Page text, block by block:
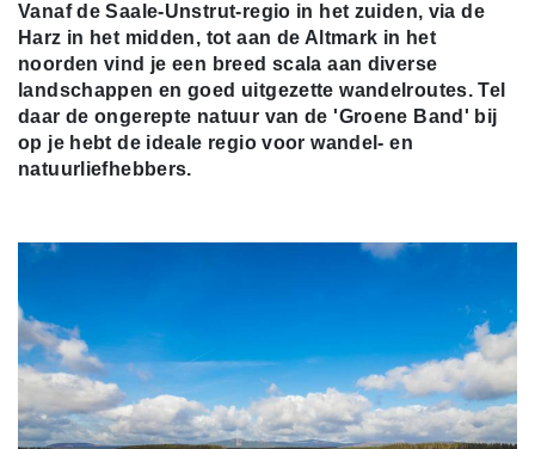
Vanaf de Saale-Unstrut-regio in het zuiden, via de
Harz in het midden, tot aan de Altmark in het
noorden vind je een breed scala aan diverse
landschappen en goed uitgezette wandelroutes. Tel
daar de ongerepte natuur van de 'Groene Band' bij
op je hebt de ideale regio voor wandel- en
natuurliefhebbers.